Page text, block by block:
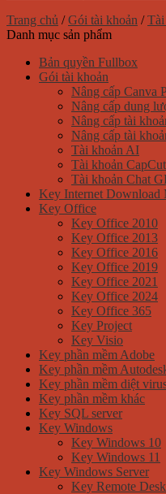
Trang chủ / Gói tài khoản /
Danh mục sản phẩm
Bản quyền Fullbox
Gói tài khoản
Nâng cấp Canva
Nâng cấp dung
Nâng cấp tài
Nâng cấp tài
Tài khoản AI
Tài khoản
Tài khoản Chat
Key Internet Download
Key Office
Key Office 2010
Key Office 2013
Key Office 2016
Key Office 2019
Key Office 2021
Key Office 2024
Key Office 365
Key Project
Key Visio
Key phần mềm Adobe
Key phần mềm
Key phần mềm diệt
Key phần mềm khác
Key SQL server
Key Windows
Key Windows 10
Key Windows 11
Key Windows Server
Key Remote